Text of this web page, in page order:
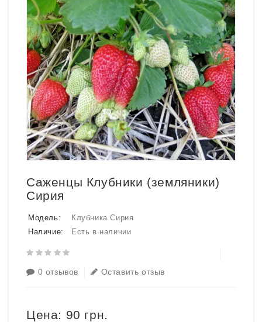
Саженцы Клубники (земляники)
Сирия
Модель:
Клубника Сирия
Наличие:
Есть в наличии
0 отзывов Оставить отзыв
Цена: 90 грн.